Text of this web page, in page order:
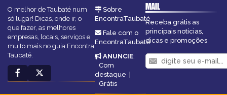
O melhor de Taubaté num
só lugar! Dicas, onde ir, o
que fazer, as melhores
empresas, locais, serviços e
muito mais no guia Encontra
Taubaté.
Sobre
EncontraTaubaté
Fale com o
EncontraTaubaté
ANUNCIE:
Com
destaque |
Grátis
MAIL
Receba grátis as
principais notícias,
dicas e promoções